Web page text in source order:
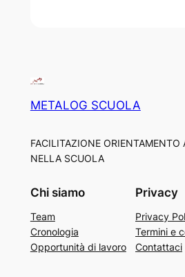
METALOG SCUOLA
FACILITAZIONE ORIENTAMENTO
NELLA SCUOLA
Chi siamo
Team
Cronologia
Opportunità di lavoro
Privacy
Privacy
Termini e
Contattaci